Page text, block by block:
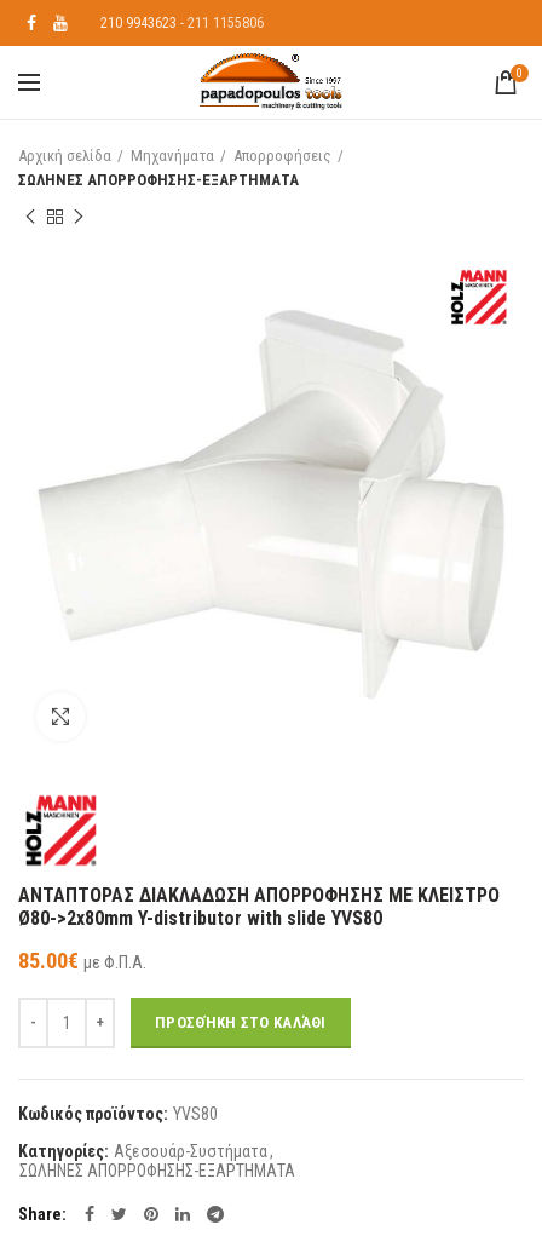
210 9943623 - 211 1155806
0
Αρχική σελίδα Μηχανήματα
Απορροφήσεις
ΣΩΛΗΝΕΣ ΑΠΟΡΡΟΦΗΣΗΣ-ΕΞΑΡΤΗΜΑΤΑ
ΑΝΤΑΠΤΟΡΑΣ ΔΙΑΚΛΑΔΩΣΗ ΑΠΟΡΡΟΦΗΣΗΣ ΜΕ ΚΛΕΙΣΤΡΟ
Ø80->2x80mm Y-distributor with slide YVS80
85.00€ με Φ.Π.Α.
ΠΡΟΣΘΉΚΗ ΣΤΟ ΚΑΛΆΘΙ
Κωδικός προϊόντος: YVS80
Κατηγορίες: Αξεσουάρ-Συστήματα,
ΣΩΛΗΝΕΣ ΑΠΟΡΡΟΦΗΣΗΣ-ΕΞΑΡΤΗΜΑΤΑ
Share